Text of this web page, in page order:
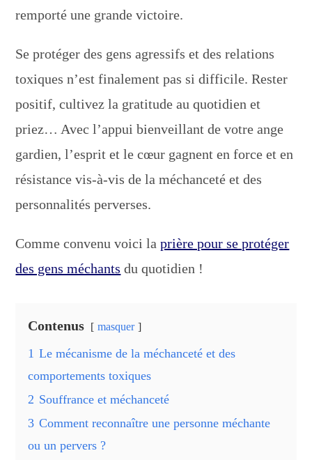
remporté une grande victoire.
Se protéger des gens agressifs et des relations
toxiques n’est finalement pas si difficile. Rester
positif, cultivez la gratitude au quotidien et
priez… Avec l’appui bienveillant de votre ange
gardien, l’esprit et le cœur gagnent en force et en
résistance vis-à-vis de la méchanceté et des
personnalités perverses.
Comme convenu voici laprière pour se protéger
des gens méchants du quotidien !
Contenus masquer
1 Le mécanisme de la méchanceté et des
comportements toxiques
2 Souffrance et méchanceté
3 Comment reconnaître une personne méchante
ou un pervers ?